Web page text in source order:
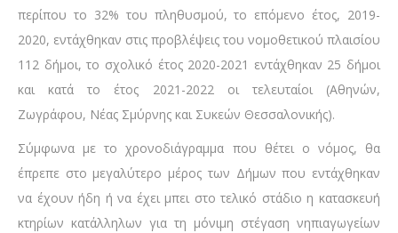
περίπου το 32% του πληθυσμού, το επόμενο έτος, 2019-
2020, εντάχθηκαν στις προβλέψεις του νομοθετικού πλαισίου
112 δήμοι, το σχολικό έτος 2020-2021 εντάχθηκαν 25 δήμοι
και κατά το έτος 2021-2022 οι τελευταίοι (Αθηνών,
Ζωγράφου, Νέας Σμύρνης και Συκεών Θεσσαλονικής).
Σύμφωνα με το χρονοδιάγραμμα που θέτει ο νόμος, θα
έπρεπε στο μεγαλύτερο μέρος των Δήμων που εντάχθηκαν
να έχουν ήδη ή να έχει μπει στο τελικό στάδιο η κατασκευή
κτηρίων κατάλληλων για τη μόνιμη στέγαση νηπιαγωγείων